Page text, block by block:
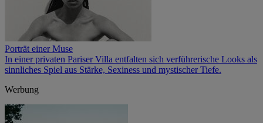
Porträt einer Muse
In einer privaten Pariser Villa entfalten sich verführerische Looks als
sinnliches Spiel aus Stärke, Sexiness und mystischer Tiefe.
Werbung